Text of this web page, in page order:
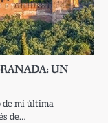
UN
de mi última
de…